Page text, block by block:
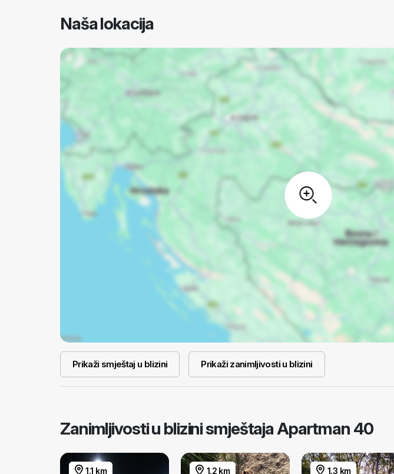
Naša lokacija
Prikaži smještaj u blizini Prikaži zanimljivosti u blizini
Zanimljivosti u blizini smještaja Apartman 40
1.1 km 1.2 km 1.3 km